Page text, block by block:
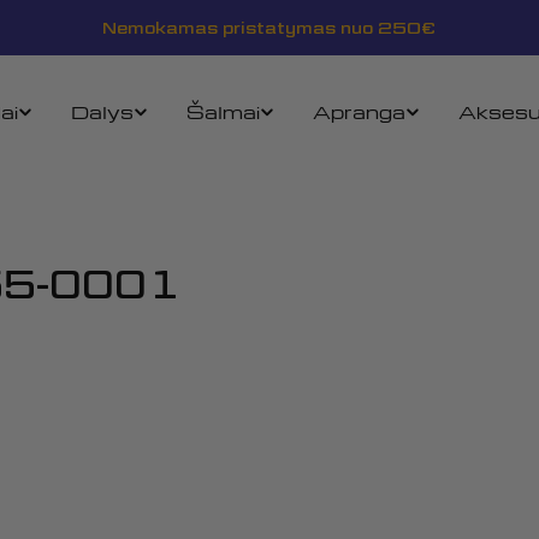
Nemokamas pristatymas nuo 250€
Dalys Šalmai Apranga
0001